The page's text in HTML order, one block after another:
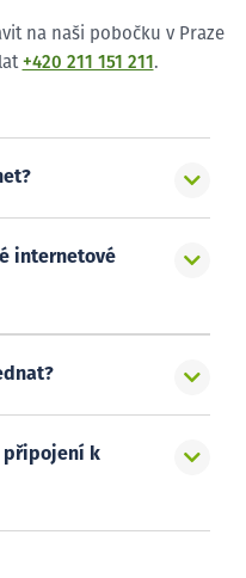
na naši pobočku v Praze
+420 211 151 211 .
internetové
připojení k